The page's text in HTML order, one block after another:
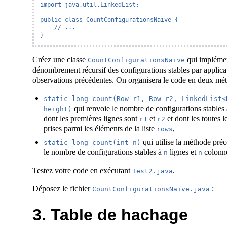
import java.util.LinkedList;
public class CountConfigurationsNaive {
    // ...
}
Créez une classe CountConfigurationsNaive qui
dénombrement récursif des configurations stables par
observations précédentes. On organisera le code en deux
static long count(Row r1, Row r2,
height) qui renvoie le nombre de configurations
dont les premières lignes sont r1 et r2 et dont les toutes
prises parmi les éléments de la liste rows,
static long count(int n) qui utilise la méthode
le nombre de configurations stables à n lignes et n
Testez votre code en exécutant Test2.java.
Déposez le fichier CountConfigurationsNaive.java :
3. Table de hachage